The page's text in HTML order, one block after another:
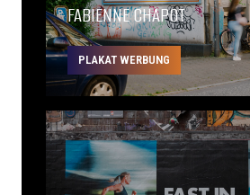
FABIENNE CHAPOT
PLAKAT WERBUNG